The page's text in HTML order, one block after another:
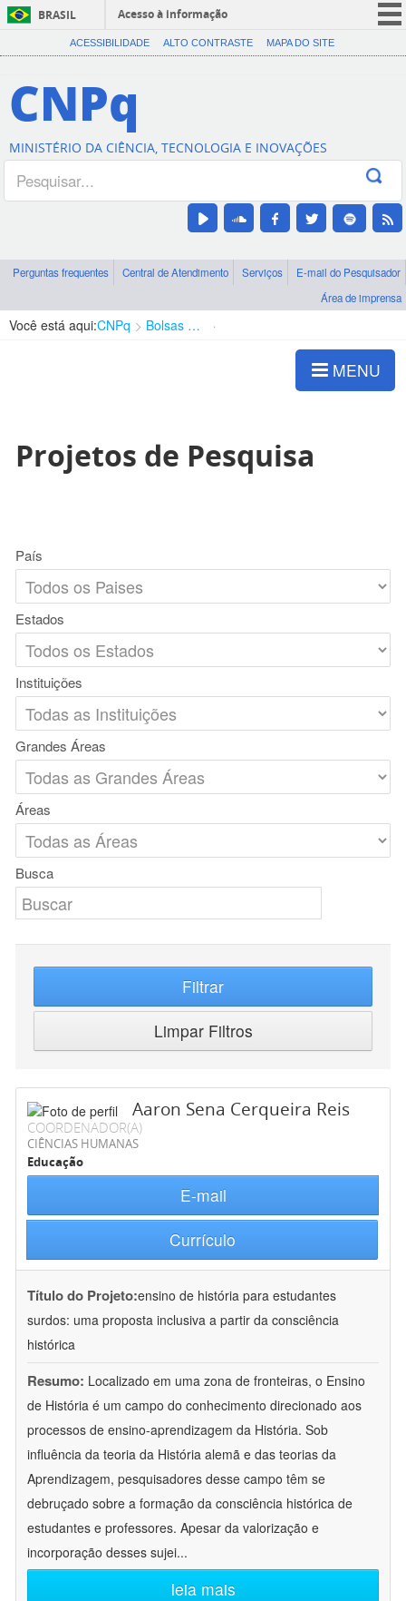
BRASIL
Acesso à informação
CORONAVÍRUS (COVID-19)
Canais
ACESSIBILIDADE ALTO CONTRASTE MAPA DO SITE
CNPq
MINISTÉRIO DA CIÊNCIA, TECNOLOGIA E INOVAÇÕES
Perguntas frequentes Central de Atendimento Serviços
E-mail do Pesquisador
Área de imprensa
Você está aqui:CNPq Bolsas e Auxílios Vigentes
MENU
Projetos de Pesquisa
País
Estados
Instituições
Grandes Áreas
Áreas
Busca
Filtrar
Limpar Filtros
Aaron Sena Cerqueira Reis
COORDENADOR(A)
CIÊNCIAS HUMANAS
Educação
E-mail
Currículo
Título do Projeto:ensino de história para estudantes
surdos: uma proposta inclusiva a partir da consciência
histórica
Resumo: Localizado em uma zona de fronteiras, o Ensino
de História é um campo do conhecimento direcionado aos
processos de ensino-aprendizagem da História. Sob
influência da teoria da História alemã e das teorias da
Aprendizagem, pesquisadores desse campo têm se
debruçado sobre a formação da consciência histórica de
estudantes e professores. Apesar da valorização e
incorporação desses sujei...
leia mais